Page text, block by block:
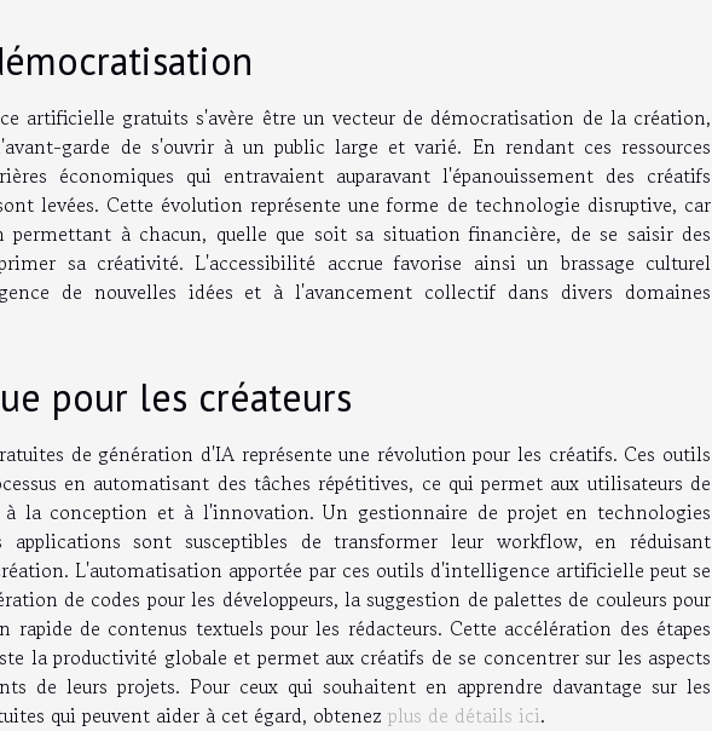
artificielle gratuits s'avère être un vecteur de démocratisation de la création,
garde de s'ouvrir à un public large et varié. En rendant ces ressources
économiques qui entravaient auparavant l'épanouissement des créatifs
levées. Cette évolution représente une forme de technologie disruptive, car
permettant à chacun, quelle que soit sa situation financière, de se saisir des
sa créativité. L'accessibilité accrue favorise ainsi un brassage culturel
de nouvelles idées et à l'avancement collectif dans divers domaines
pour les créateurs
de génération d'IA représente une révolution pour les créatifs. Ces outils
en automatisant des tâches répétitives, ce qui permet aux utilisateurs de
à la conception et à l'innovation. Un gestionnaire de projet en technologies
applications sont susceptibles de transformer leur workflow, en réduisant
L'automatisation apportée par ces outils d'intelligence artificielle peut se
de codes pour les développeurs, la suggestion de palettes de couleurs pour
de contenus textuels pour les rédacteurs. Cette accélération des étapes
la productivité globale et permet aux créatifs de se concentrer sur les aspects
de leurs projets. Pour ceux qui souhaitent en apprendre davantage sur les
qui peuvent aider à cet égard, obtenez plus de détails ici.